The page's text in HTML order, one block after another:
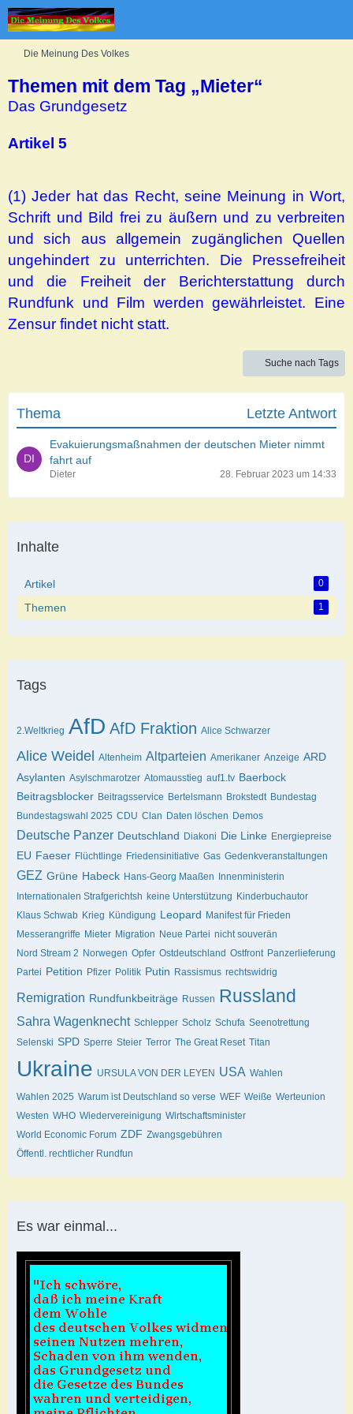
Die Meinung Des Volkes
Themen mit dem Tag „Mieter“
Das Grundgesetz
Artikel 5
(1) Jeder hat das Recht, seine Meinung in Wort,
Schrift und Bild frei zu äußern und zu verbreiten
und sich aus allgemein zugänglichen Quellen
ungehindert zu unterrichten. Die Pressefreiheit
und die Freiheit der Berichterstattung durch
Rundfunk und Film werden gewährleistet. Eine
Zensur findet nicht statt.
Suche nach Tags
Thema Letzte Antwort
Evakuierungsmaßnahmen der deutschen Mieter nimmt
fahrt auf
Dieter 28. Februar 2023 um 14:33
Inhalte
Artikel 0
Themen 1
Tags
2.Weltkrieg AfD AfD Fraktion Alice Schwarzer
Alice Weidel Altenheim Altparteien Amerikaner Anzeige ARD
Asylanten Asylschmarotzer Atomausstieg auf1.tv Baerbock
Beitragsblocker Beitragsservice Bertelsmann Brokstedt Bundestag
Bundestagswahl 2025 CDU Clan Daten löschen Demos
Deutsche Panzer Deutschland Diakoni Die Linke Energiepreise
EU Faeser Flüchtlinge Friedensinitiative Gas Gedenkveranstaltungen
GEZ Grüne Habeck Hans-Georg Maaßen
Innenministerin
Internationalen Strafgerichtsh keine Unterstützung Kinderbuchautor
Klaus Schwab Krieg Kündigung Leopard Manifest für Frieden
Messerangriffe Mieter Migration Neue Partei nicht souverän
Nord Stream 2 Norwegen Opfer Ostdeutschland Ostfront Panzerlieferung
Partei Petition Pfizer Politik Putin Rassismus rechtswidrig
Remigration Rundfunkbeiträge Russen Russland
Sahra Wagenknecht Schlepper Scholz Schufa Seenotrettung
Selenski SPD Sperre Steier Terror The Great Reset Titan
Ukraine URSULA VON DER LEYEN USA Wahlen
Wahlen 2025 Warum ist Deutschland so verse WEF Weiße Werteunion
Westen WHO Wiedervereinigung Wirtschaftsminister
World Economic Forum ZDF Zwangsgebühren
Öffentl. rechtlicher Rundfun
Es war einmal...